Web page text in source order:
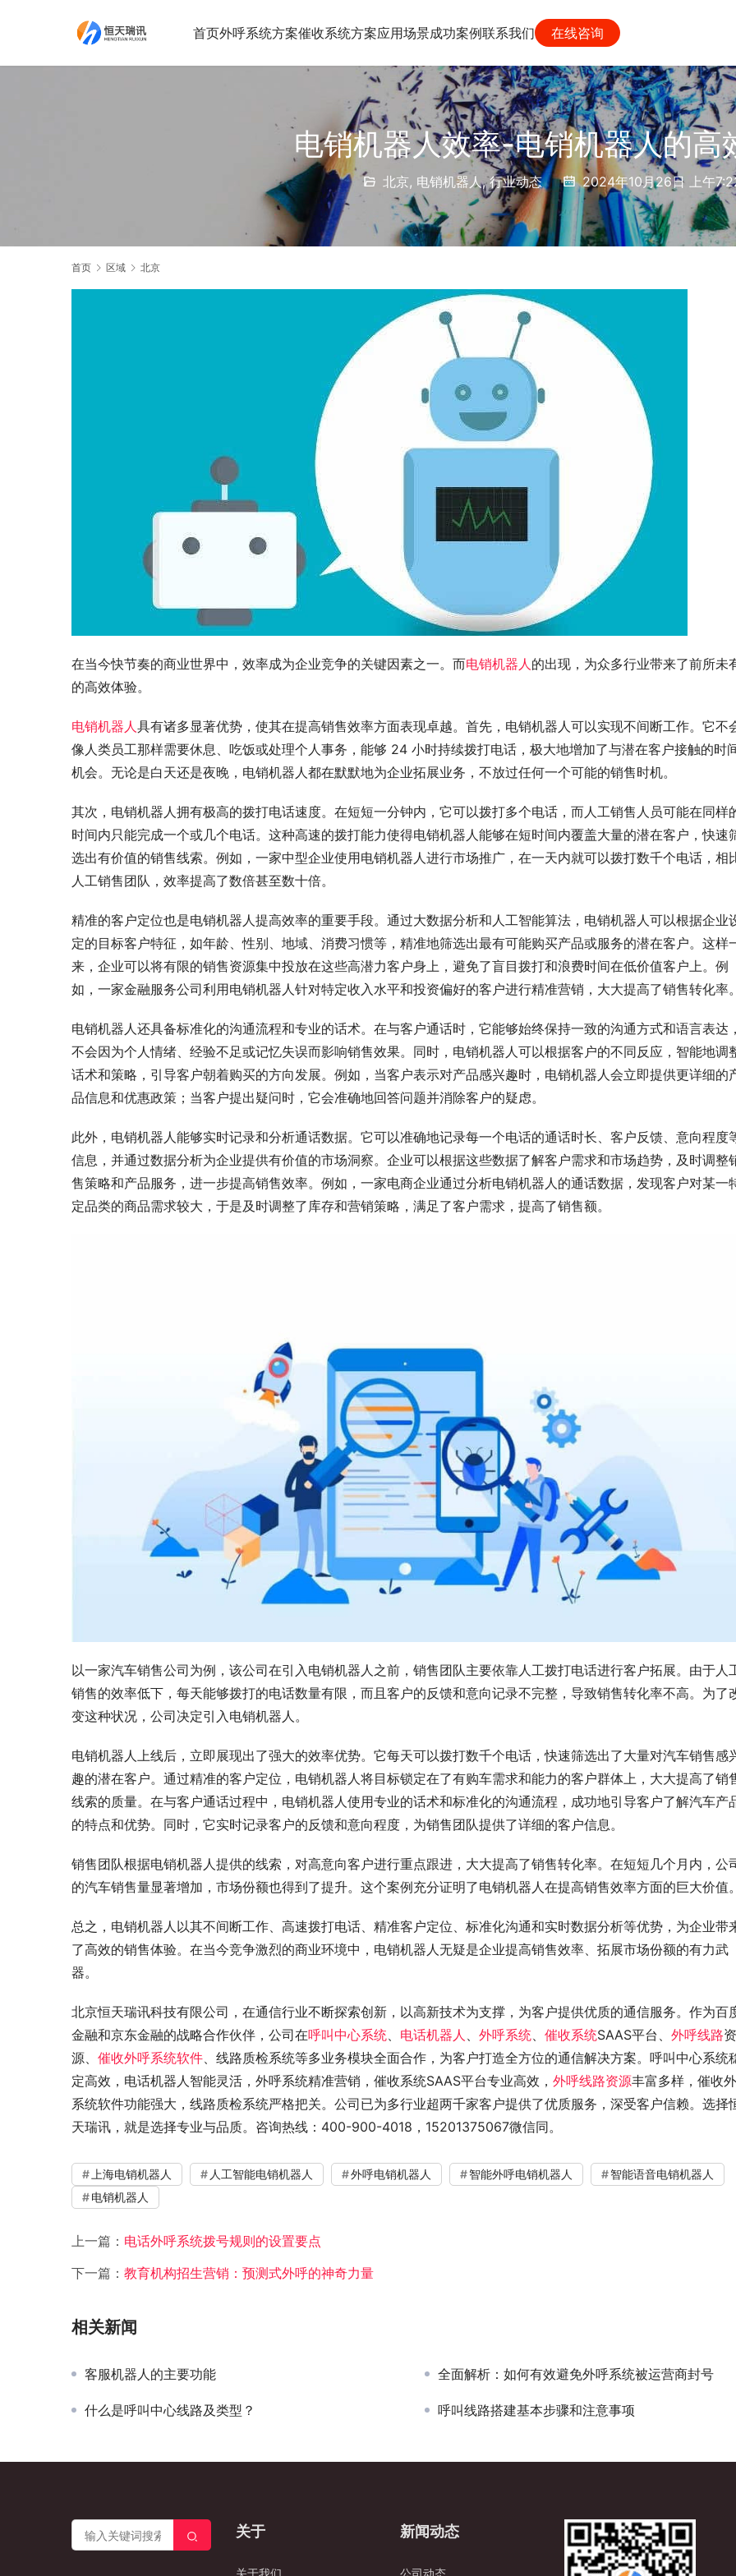
首页外呼系统方案催收系统方案应用场景成功案例联系我们 在线咨询
电销机器人效率-电销机器人的高
北京, 电销机器人,行业动态 2024年10月26日 上午
首页 区域 北京
在当今快节奏的商业世界中，效率成为企业竞争的关键因素之一。而电销机器人的出现，为众多行业带来了前所未
的高效体验。
电销机器人具有诸多显著优势，使其在提高销售效率方面表现卓越。首先，电销机器人可以实现不间断工作。它不
像人类员工那样需要休息、吃饭或处理个人事务，能够 24 小时持续拨打电话，极大地增加了与潜在客户接触的时
机会。无论是白天还是夜晚，电销机器人都在默默地为企业拓展业务，不放过任何一个可能的销售时机。
其次，电销机器人拥有极高的拨打电话速度。在短短一分钟内，它可以拨打多个电话，而人工销售人员可能在同样
时间内只能完成一个或几个电话。这种高速的拨打能力使得电销机器人能够在短时间内覆盖大量的潜在客户，快速
选出有价值的销售线索。例如，一家中型企业使用电销机器人进行市场推广，在一天内就可以拨打数千个电话，相
人工销售团队，效率提高了数倍甚至数十倍。
精准的客户定位也是电销机器人提高效率的重要手段。通过大数据分析和人工智能算法，电销机器人可以根据企业
定的目标客户特征，如年龄、性别、地域、消费习惯等，精准地筛选出最有可能购买产品或服务的潜在客户。这样
来，企业可以将有限的销售资源集中投放在这些高潜力客户身上，避免了盲目拨打和浪费时间在低价值客户上。例
如，一家金融服务公司利用电销机器人针对特定收入水平和投资偏好的客户进行精准营销，大大提高了销售转化率。
电销机器人还具备标准化的沟通流程和专业的话术。在与客户通话时，它能够始终保持一致的沟通方式和语言表达，
不会因为个人情绪、经验不足或记忆失误而影响销售效果。同时，电销机器人可以根据客户的不同反应，智能地调
话术和策略，引导客户朝着购买的方向发展。例如，当客户表示对产品感兴趣时，电销机器人会立即提供更详细的
品信息和优惠政策；当客户提出疑问时，它会准确地回答问题并消除客户的疑虑。
此外，电销机器人能够实时记录和分析通话数据。它可以准确地记录每一个电话的通话时长、客户反馈、意向程度
信息，并通过数据分析为企业提供有价值的市场洞察。企业可以根据这些数据了解客户需求和市场趋势，及时调整
售策略和产品服务，进一步提高销售效率。例如，一家电商企业通过分析电销机器人的通话数据，发现客户对某一
定品类的商品需求较大，于是及时调整了库存和营销策略，满足了客户需求，提高了销售额。
以一家汽车销售公司为例，该公司在引入电销机器人之前，销售团队主要依靠人工拨打电话进行客户拓展。由于人
销售的效率低下，每天能够拨打的电话数量有限，而且客户的反馈和意向记录不完整，导致销售转化率不高。为了
变这种状况，公司决定引入电销机器人。
电销机器人上线后，立即展现出了强大的效率优势。它每天可以拨打数千个电话，快速筛选出了大量对汽车销售感
趣的潜在客户。通过精准的客户定位，电销机器人将目标锁定在了有购车需求和能力的客户群体上，大大提高了销
线索的质量。在与客户通话过程中，电销机器人使用专业的话术和标准化的沟通流程，成功地引导客户了解汽车产
的特点和优势。同时，它实时记录客户的反馈和意向程度，为销售团队提供了详细的客户信息。
销售团队根据电销机器人提供的线索，对高意向客户进行重点跟进，大大提高了销售转化率。在短短几个月内，公
的汽车销售量显著增加，市场份额也得到了提升。这个案例充分证明了电销机器人在提高销售效率方面的巨大价值。
总之，电销机器人以其不间断工作、高速拨打电话、精准客户定位、标准化沟通和实时数据分析等优势，为企业带
了高效的销售体验。在当今竞争激烈的商业环境中，电销机器人无疑是企业提高销售效率、拓展市场份额的有力武
器。
北京恒天瑞讯科技有限公司，在通信行业不断探索创新，以高新技术为支撑，为客户提供优质的通信服务。作为百
金融和京东金融的战略合作伙伴，公司在呼叫中心系统 电话机器人 外呼系统 催收系统SAAS平台、 外呼线路资
源、 催收外呼系统软件 、线路质检系统等多业务模块全面合作，为客户打造全方位的通信解决方案。呼叫中心系统
定高效，电话机器人智能灵活，外呼系统精准营销，催收系统SAAS平台专业高效， 外呼线路资源丰富多样，催收
系统软件功能强大，线路质检系统严格把关。公司已为多行业超两千家客户提供了优质服务，深受客户信赖。选择
天瑞讯，就是选择专业与品质。咨询热线：400-900-4018，15201375067微信同。
上海电销机器人 人工智能电销机器人 外呼电销机器人 智能外呼电销机器人
智能语音电销机器人
电销机器人
上一篇： 电话外呼系统拨号规则的设置要点
下一篇： 教育机构招生营销：预测式外呼的神奇力量
相关新闻
客服机器人的主要功能 全面解析：如何有效避免外呼系统被运营商封号
什么是呼叫中心线路及类型？ 呼叫线路搭建基本步骤和注意事项
关于
关于我们
新闻动态
公司动态